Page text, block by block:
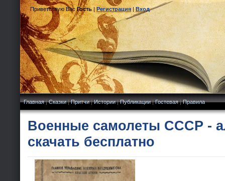
Приветствую Вас Гость|Регистрация|Вход
Главная|Сказки|Притчи|Истории|Публикации|Гостевая|Правила
Военные самолеты СССР -
скачать бесплатно